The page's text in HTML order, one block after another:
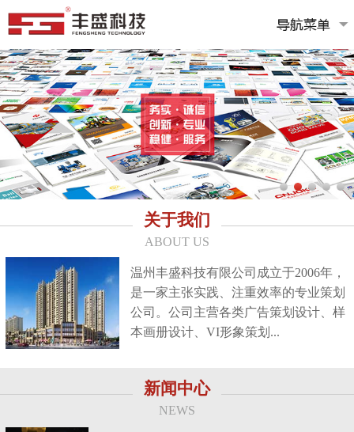
关于我们
ABOUT US
温州丰盛科技有限公司成立于2006年，
是一家主张实践、注重效率的专业策划
公司。公司主营各类广告策划设计、样
本画册设计、VI形象策划...
新闻中心
NEWS